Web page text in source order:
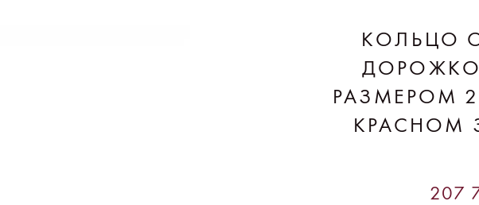
КОЛЬЦО
РАЗМЕРОМ
КРАСНОМ
207